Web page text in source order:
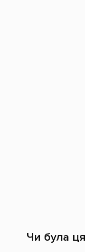
Чи була